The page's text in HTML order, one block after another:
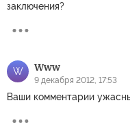
заключения?
W Www
9 декабря 2012, 17:53
Ваши комментарии